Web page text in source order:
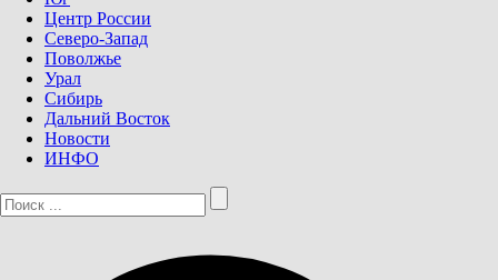
Центр России
Северо-Запад
Поволжье
Урал
Сибирь
Дальний Восток
Новости
ИНФО